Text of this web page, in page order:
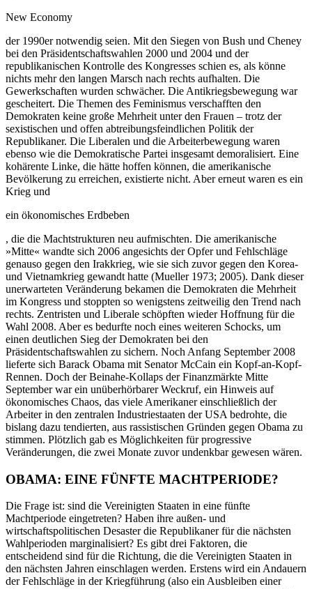
New Economy
der 1990er notwendig seien. Mit den Siegen von Bush und Cheney
bei den Präsidentschaftswahlen 2000 und 2004 und der
republikanischen Kontrolle des Kongresses schien es, als könne
nichts mehr den langen Marsch nach rechts aufhalten. Die
Gewerkschaften wurden schwächer. Die Antikriegsbewegung war
gescheitert. Die Themen des Feminismus verschafften den
Demokraten keine große Mehrheit unter den Frauen – trotz der
sexistischen und offen abtreibungsfeindlichen Politik der
Republikaner. Die Liberalen und die Arbeiterbewegung waren
ebenso wie die Demokratische Partei insgesamt demoralisiert. Eine
kohärente Linke, die hätte hoffen können, die amerikanische
Bevölkerung zu erreichen, existierte nicht. Aber erneut waren es ein
Krieg und
ein ökonomisches Erdbeben
, die die Machtstrukturen neu aufmischten. Die amerikanische
»Mitte« wandte sich 2006 angesichts der Opfer und Fehlschläge
genauso gegen den Irakkrieg, wie sie sich zuvor gegen den Korea-
und Vietnamkrieg gewandt hatte (Mueller 1973; 2005). Dank dieser
unerwarteten Veränderung bekamen die Demokraten die Mehrheit
im Kongress und stoppten so wenigstens zeitweilig den Trend nach
rechts. Zentristen und Liberale schöpften wieder Hoffnung für die
Wahl 2008. Aber es bedurfte noch eines weiteren Schocks, um
einen deutlichen Sieg der Demokraten bei den
Präsidentschaftswahlen zu sichern. Noch Anfang September 2008
lieferte sich Barack Obama mit Senator McCain ein Kopf-an-Kopf-
Rennen. Doch der Beinahe-Kollaps der Finanzmärkte Mitte
September war ein unüberhörbarer Weckruf, ein Hinweis auf
ökonomisches Chaos, das viele Amerikaner einschließlich der
Arbeiter in den zentralen Industriestaaten der USA bedrohte, die
bislang dazu tendierten, aus rassistischen Gründen gegen Obama zu
stimmen. Plötzlich gab es Möglichkeiten für progressive
Veränderungen, die zwei Monate zuvor undenkbar gewesen wären.
OBAMA: EINE FÜNFTE MACHTPERIODE?
Die Frage ist: sind die Vereinigten Staaten in eine fünfte
Machtperiode eingetreten? Haben ihre außen- und
wirtschaftspolitischen Desaster die Republikaner für die nächsten
Wahlperioden marginalisiert? Es gibt drei Faktoren, die
entscheidend sind für die Richtung, die die Vereinigten Staaten in
den nächsten Jahren einschlagen werden. Erstens wird ein Andauern
der Fehlschläge in der Kriegführung (also ein Ausbleiben einer